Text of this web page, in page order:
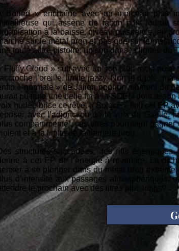
Buried » enchaîne avec un morceau plus
mitrailleuse qui assène de façon plus
organisation à la baisse, niveau puissance, en
sur le métal prog et pas que sur le
toute autre histoire; un son dans la lignée de
Fluffy Cloud » suit avec un son plus rock,
l’oreille, limite jazzy. Non je rigole,
« normale » de Julien pour un moment de
pu faire une belle fin à la SOEN dont le
hurlée brise ce rêve. « Solace » finit cet EP
avec l’adjonction de la voix de Gaëlle,
compartimenté’, ces titres pourraient
et à la limite de la barrière prog.
structures saccadées, des riffs
à cet EP de l’énergie à revendre. La
à se plonger dans du métal prog
d’intensité aux passages atmosphériques,
le prochain avec des titres plus longs?